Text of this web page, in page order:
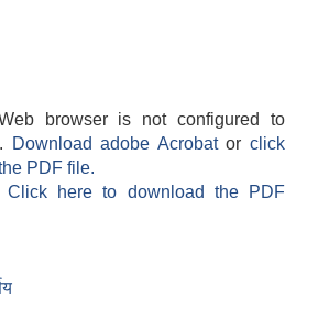
browser is not configured to
Download adobe Acrobatorclick
PDF file.
Click here to download the PDF